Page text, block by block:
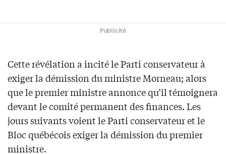
Publicité
Cette révélation a incité le Parti conservateur à
exiger la démission du ministre Morneau; alors
que le premier ministre annonce qu’il témoignera
devant le comité permanent des finances. Les
jours suivants voient le Parti conservateur et le
Bloc québécois exiger la démission du premier
ministre.